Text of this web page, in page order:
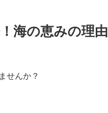
海の恵みの理由
せんか？